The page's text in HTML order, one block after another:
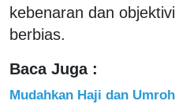
kebenaran dan
berbias.
Baca Juga :
Mudahkan Haji dan